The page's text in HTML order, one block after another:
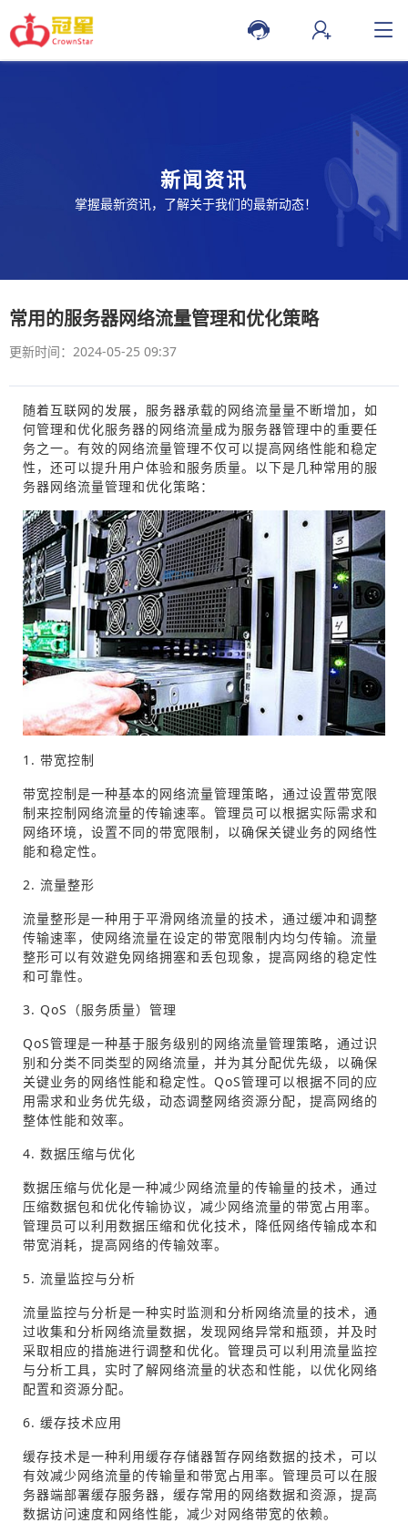
新闻资讯
掌握最新资讯，了解关于我们的最新动态！
常用的服务器网络流量管理和优化策略
更新时间：2024-05-25 09:37
随着互联网的发展，服务器承载的网络流量量不断增加，如
何管理和优化服务器的网络流量成为服务器管理中的重要任
务之一。有效的网络流量管理不仅可以提高网络性能和稳定
性，还可以提升用户体验和服务质量。以下是几种常用的服
务器网络流量管理和优化策略：
1. 带宽控制
带宽控制是一种基本的网络流量管理策略，通过设置带宽限
制来控制网络流量的传输速率。管理员可以根据实际需求和
网络环境，设置不同的带宽限制，以确保关键业务的网络性
能和稳定性。
2. 流量整形
流量整形是一种用于平滑网络流量的技术，通过缓冲和调整
传输速率，使网络流量在设定的带宽限制内均匀传输。流量
整形可以有效避免网络拥塞和丢包现象，提高网络的稳定性
和可靠性。
3. QoS（服务质量）管理
QoS管理是一种基于服务级别的网络流量管理策略，通过识
别和分类不同类型的网络流量，并为其分配优先级，以确保
关键业务的网络性能和稳定性。QoS管理可以根据不同的应
用需求和业务优先级，动态调整网络资源分配，提高网络的
整体性能和效率。
4. 数据压缩与优化
数据压缩与优化是一种减少网络流量的传输量的技术，通过
压缩数据包和优化传输协议，减少网络流量的带宽占用率。
管理员可以利用数据压缩和优化技术，降低网络传输成本和
带宽消耗，提高网络的传输效率。
5. 流量监控与分析
流量监控与分析是一种实时监测和分析网络流量的技术，通
过收集和分析网络流量数据，发现网络异常和瓶颈，并及时
采取相应的措施进行调整和优化。管理员可以利用流量监控
与分析工具，实时了解网络流量的状态和性能，以优化网络
配置和资源分配。
6. 缓存技术应用
缓存技术是一种利用缓存存储器暂存网络数据的技术，可以
有效减少网络流量的传输量和带宽占用率。管理员可以在服
务器端部署缓存服务器，缓存常用的网络数据和资源，提高
数据访问速度和网络性能，减少对网络带宽的依赖。